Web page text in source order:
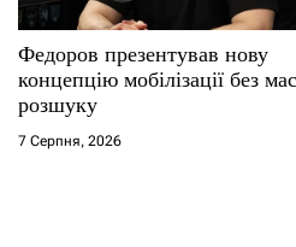
Федоров презентував нову
концепцію мобілізації без
розшуку
7 Серпня, 2026